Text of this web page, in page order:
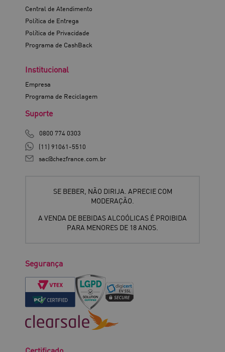
Central de Atendimento
Política de Entrega
Política de Privacidade
Programa de CashBack
Institucional
Empresa
Programa de Reciclagem
Suporte
0800 774 0303
(11) 91061-5510
sac@chezfrance.com.br
SE BEBER, NÃO DIRIJA. APRECIE COM
MODERAÇÃO.
A VENDA DE BEBIDAS ALCOÓLICAS É PROIBIDA
PARA MENORES DE 18 ANOS.
Segurança